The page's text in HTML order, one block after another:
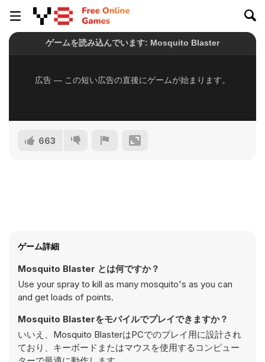
663
ゲーム詳細
Mosquito Blaster とは何ですか？
Use your spray to kill as many mosquito's as you can
and get loads of points.
Mosquito Blasterをモバイルでプレイできますか？
いいえ、Mosquito BlasterはPCでのプレイ用に設計され
ており、キーボードまたはマウスを使用するコンピュー